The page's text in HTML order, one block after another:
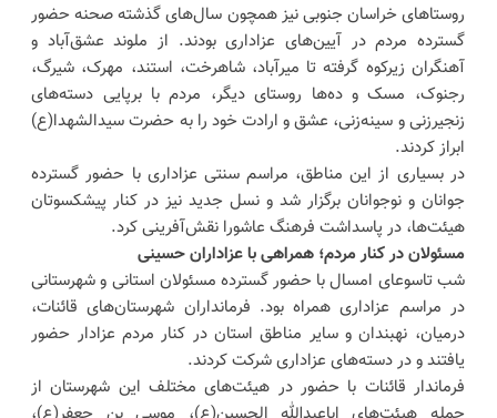
روستاهای خراسان جنوبی نیز همچون سال‌های گذشته صحنه حضور
گسترده مردم در آیین‌های عزاداری بودند. از ملوند عشق‌آباد و
آهنگران زیرکوه گرفته تا میرآباد، شاهرخت، استند، مهرک، شیرگ،
رجنوک، مسک و ده‌ها روستای دیگر، مردم با برپایی دسته‌های
زنجیرزنی و سینه‌زنی، عشق و ارادت خود را به حضرت سیدالشهدا(ع)
ابراز کردند.
در بسیاری از این مناطق، مراسم سنتی عزاداری با حضور گسترده
جوانان و نوجوانان برگزار شد و نسل جدید نیز در کنار پیشکسوتان
هیئت‌ها، در پاسداشت فرهنگ عاشورا نقش‌آفرینی کرد.
مسئولان در کنار مردم؛ همراهی با عزاداران حسینی
شب تاسوعای امسال با حضور گسترده مسئولان استانی و شهرستانی
در مراسم عزاداری همراه بود. فرمانداران شهرستان‌های قائنات،
درمیان، نهبندان و سایر مناطق استان در کنار مردم عزادار حضور
یافتند و در دسته‌های عزاداری شرکت کردند.
فرماندار قائنات با حضور در هیئت‌های مختلف این شهرستان از